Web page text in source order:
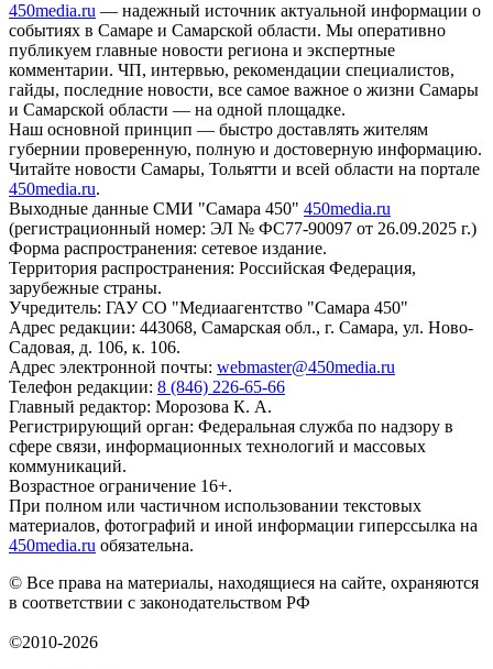
450media.ru — надежный источник актуальной информации о
событиях в Самаре и Самарской области. Мы оперативно
публикуем главные новости региона и экспертные
комментарии. ЧП, интервью, рекомендации специалистов,
гайды, последние новости, все самое важное о жизни Самары
и Самарской области — на одной площадке.
Наш основной принцип — быстро доставлять жителям
губернии проверенную, полную и достоверную информацию.
Читайте новости Самары, Тольятти и всей области на портале
450media.ru.
Выходные данные СМИ "Самара 450" 450media.ru
(регистрационный номер: ЭЛ № ФС77-90097 от 26.09.2025 г.)
Форма распространения: сетевое издание.
Территория распространения: Российская Федерация,
зарубежные страны.
Учредитель: ГАУ СО "Медиаагентство "Самара 450"
Адрес редакции: 443068, Самарская обл., г. Самара, ул. Ново-
Садовая, д. 106, к. 106.
Адрес электронной почты: webmaster@450media.ru
Телефон редакции: 8 (846) 226-65-66
Главный редактор: Морозова К. А.
Регистрирующий орган: Федеральная служба по надзору в
сфере связи, информационных технологий и массовых
коммуникаций.
Возрастное ограничение 16+.
При полном или частичном использовании текстовых
материалов, фотографий и иной информации гиперссылка на
450media.ru обязательна.
© Все права на материалы, находящиеся на сайте, охраняются
в соответствии с законодательством РФ
©2010-2026